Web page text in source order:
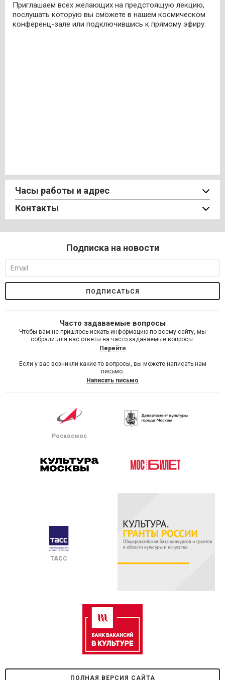
Приглашаем всех желающих на предстоящую лекцию,
послушать которую вы сможете в нашем космическом
конференц-зале или подключившись к прямому эфиру.
Часы работы и адрес
Контакты
Подписка на новости
Часто задаваемые вопросы
Чтобы вам не пришлось искать информацию по всему сайту, мы
собрали для вас ответы на часто задаваемые вопросы.
Перейти
Если у вас возникли какие-то вопросы, вы можете написать нам
письмо.
Написать письмо
Роскосмос
ТАСС
ПОЛНАЯ ВЕРСИЯ САЙТА